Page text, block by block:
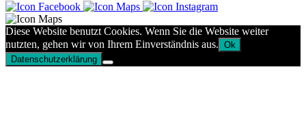
Diese Website benutzt Cookies. Wenn Sie die Website weiter
nutzten, gehen wir von Ihrem Einverständnis aus. Ok
Datenschutzerklärung